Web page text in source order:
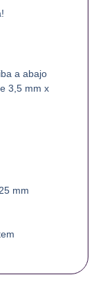
a abajo
3,5 mm x
mm